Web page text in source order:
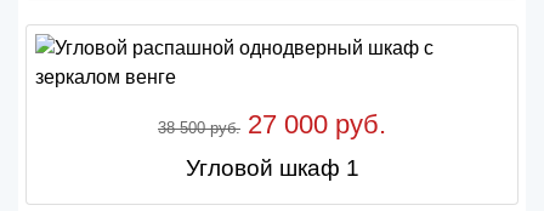
38 500 руб. 27 000 руб.
Угловой шкаф 1